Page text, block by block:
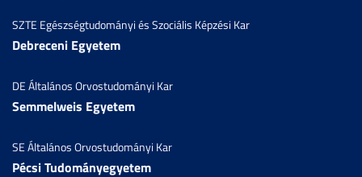
SZTE Egészségtudományi és Szociális Képzési Kar
Debreceni Egyetem
DE Általános Orvostudományi Kar
Semmelweis Egyetem
SE Általános Orvostudományi Kar
Pécsi Tudományegyetem